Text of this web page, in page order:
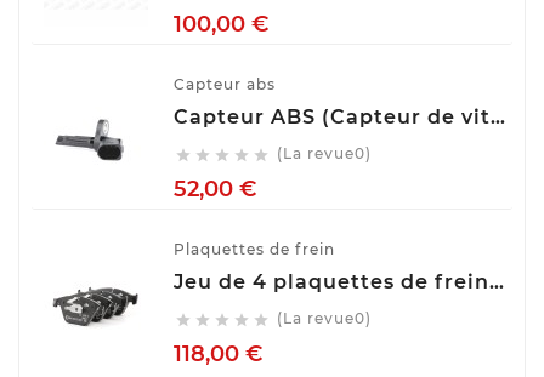
100,00 €Prix
Capteur abs
Capteur ABS (Capteur de vitesse de roue) BOSCH 0 265 007 928
     (La revue0)
52,00 €Prix
Plaquettes de frein
Jeu de 4 plaquettes de frein ATE 13.0460-7275.2
     (La revue0)
118,00 €Prix